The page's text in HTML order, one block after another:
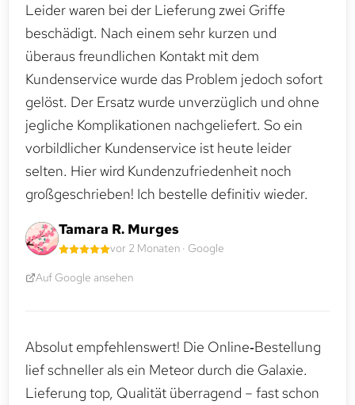
Leider waren bei der Lieferung zwei Griffe
beschädigt. Nach einem sehr kurzen und
überaus freundlichen Kontakt mit dem
Kundenservice wurde das Problem jedoch sofort
gelöst. Der Ersatz wurde unverzüglich und ohne
jegliche Komplikationen nachgeliefert. So ein
vorbildlicher Kundenservice ist heute leider
selten. Hier wird Kundenzufriedenheit noch
großgeschrieben! Ich bestelle definitiv wieder.
Tamara R. Murges
vor 2 Monaten · Google
Auf Google ansehen
Absolut empfehlenswert! Die Online‑Bestellung
lief schneller als ein Meteor durch die Galaxie.
Lieferung top, Qualität überragend – fast schon